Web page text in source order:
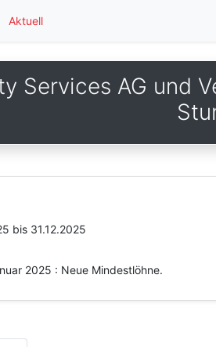
Aktuell
Services AG und
bis 31.12.2025
2025 : Neue Mindestlöhne.